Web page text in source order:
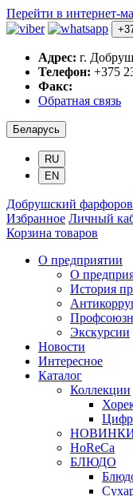
Перейти в интернет-
Адрес: г.
Телефон: +375
Факс:
Обратная связь
Беларусь
RU
EN
Добрушский
Избранное Личный
Корзина товаров
О предприятии
О
История
Экскурсии
Новости
Интересное
Каталог
Коллекции
HoReCa
БЛЮДО